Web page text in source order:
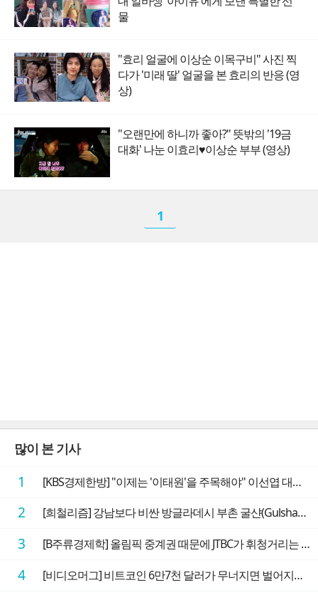
물
"효리 얼굴에 이상순 이목구비" 사진 찍
다가 '미래 딸' 얼굴을 본 효리의 반응 (영
상)
"오랜만에 하니까 좋아?" 뜻밖의 '19금
대화' 나눈 이효리♥이상순 부부 (영상)
1
많이 본 기사
1 [KBS경제한방] "이제는 '이태원'을 주목해야" 이선엽 대표가 말하는 AI 시대 투자 성과를 가르는 지점들
2 [희철리즘] 강남보다 비싼 방글라데시 부촌 굴샨(Gulshan)의 극단적인 모습에 충격을 받다
3 [B주류경제학] 올림픽 중계권 때문에 JTBC가 휘청거리는 이유
4 [비디오머그] 비트코인 6만7천 달러가 무너지면 벌어지는 일